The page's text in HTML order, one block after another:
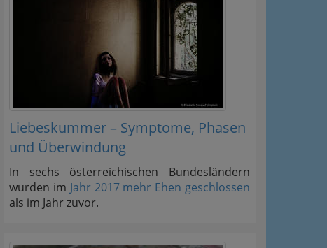
Liebeskummer – Symptome, Phasen
und Überwindung
In sechs österreichischen Bundesländern
wurden im Jahr 2017 mehr Ehen geschlossen
als im Jahr zuvor.